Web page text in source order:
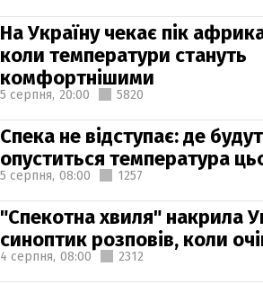
На Україну чекає пік
коли температури стануть
комфортнішими
5 серпня, 20:00 5820
Спека не відступає: де
опуститься температура
5 серпня, 08:00 1257
"Спекотна хвиля" накрила
синоптик розповів, коли
4 серпня, 08:00 2312